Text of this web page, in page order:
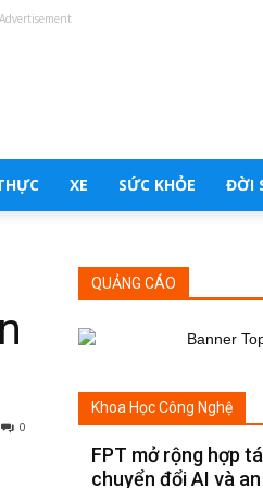
Advertisement
XE SỨC KHỎE ĐỜI
0
QUẢNG CÁO
Khoa Học Công Nghệ
FPT mở rộng hợp
chuyển đổi AI và